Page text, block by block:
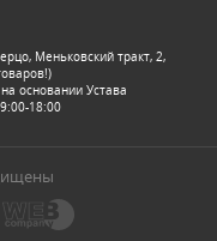
Меньковский тракт, 2,
основании Устава
18:00